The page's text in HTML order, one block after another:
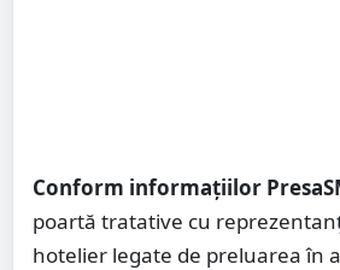
Conform informațiilor
poartă tratative cu
hotelier legate de preluarea în